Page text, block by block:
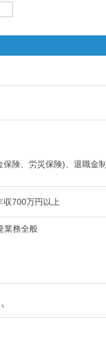
険、労災保険)、退職金
収700万円以上
業務全般